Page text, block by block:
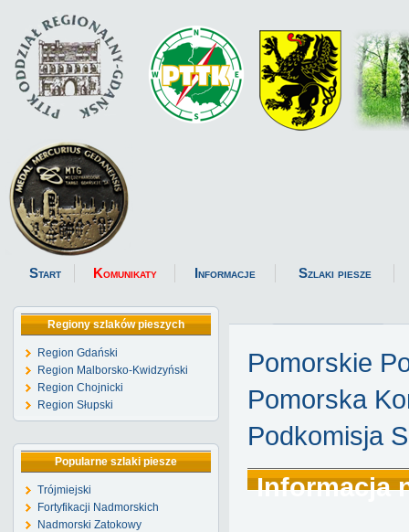
Start Komunikaty Informacje Szlaki piesze
Regiony szlaków pieszych
Region Gdański
Region Malborsko-Kwidzyński
Region Chojnicki
Region Słupski
Popularne szlaki piesze
Trójmiejski
Fortyfikacji Nadmorskich
Nadmorski Zatokowy
Pomorskie
Pomorska
Podkomisja
Informacja